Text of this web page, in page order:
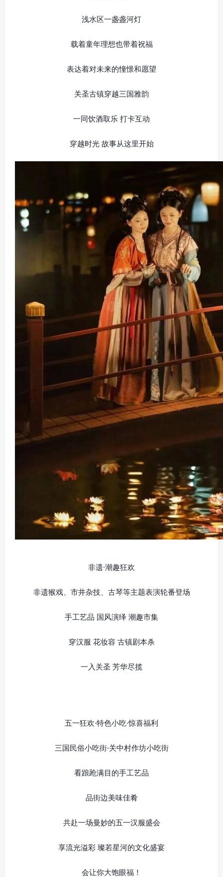
浅水区一盏盏河灯
载着童年理想也带着祝福
表达着对未来的憧憬和愿望
关圣古镇穿越三国雅韵
一同饮酒取乐 打卡互动
穿越时光 故事从这里开始
非遗·潮趣狂欢
非遗猴戏、市井杂技、古琴等主题表演轮番登场
手工艺品 国风演绎 潮趣市集
穿汉服 花妆容 古镇剧本杀
一入关圣 芳华尽揽
五一狂欢·特色小吃·惊喜福利
三国民俗小吃街·关中村作坊小吃街
看踉跄满目的手工艺品
品街边美味佳肴
共赴一场曼妙的五一汉服盛会
享流光溢彩 璨若星河的文化盛宴
会让你大饱眼福！